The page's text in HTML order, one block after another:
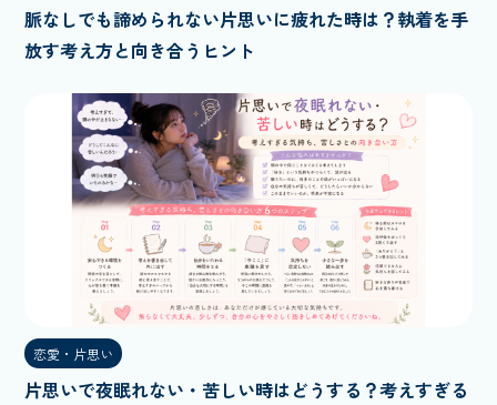
脈なしでも諦められない片思いに疲れた時は？執着を手
放す考え方と向き合うヒント
恋愛・片思い
片思いで夜眠れない・苦しい時はどうする？考えすぎる